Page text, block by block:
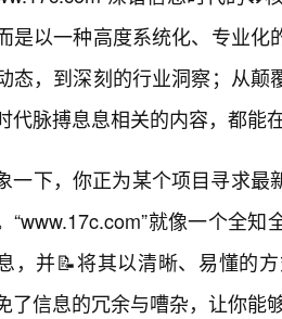
是以一种高度系统化、专业
态，到深刻的行业洞察；从
代脉搏息息相关的内容，都能
一下，你正为某个项目寻求最
“www.17c.com”就像一个全
，并📝将其以清晰、易懂的
了信息的冗余与嘈杂，让你能